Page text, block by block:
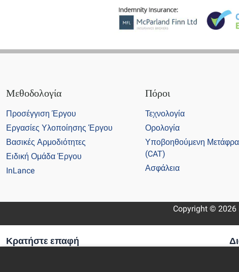
Μεθοδολογία
Προσέγγιση Έργου
Εργασίες Υλοποίησης Έργου
Βασικές Αρμοδιότητες
Ειδική Ομάδα Έργου
InLance
Πόροι
Τεχνολογία
Ορολογία
Υποβοηθούμενη
(CAT)
Ασφάλεια
Copyright © 2026
Κρατήστε επαφή